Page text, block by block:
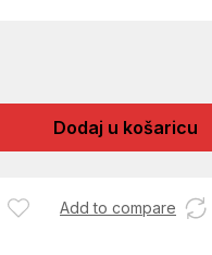
Dodaj u košaricu
Add to compare